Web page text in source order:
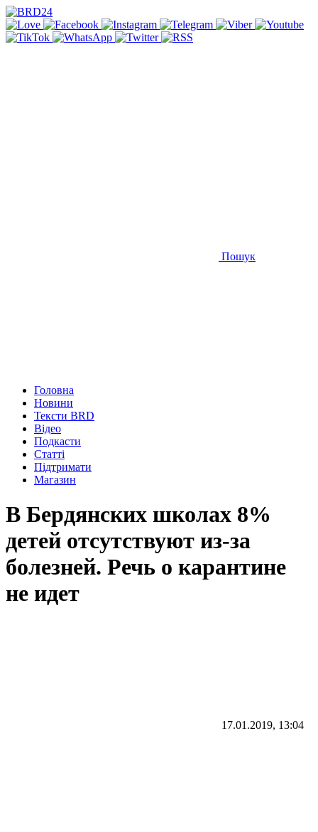
Пошук
Головна
Новини
Тексти BRD
Відео
Подкасти
Статті
Підтримати
Магазин
В Бердянских школах 8%
детей отсутствуют из-за
болезней. Речь о карантине
не идет
17.01.2019, 13:04